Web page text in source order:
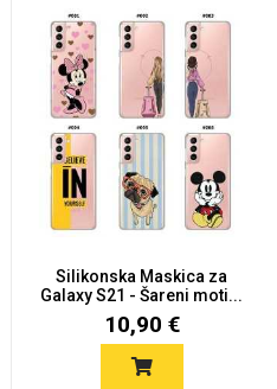
Silikonska Maskica za
Galaxy S21 - Šareni moti...
10,90 €
Auto - Moto motivi
Citati & Stihovi